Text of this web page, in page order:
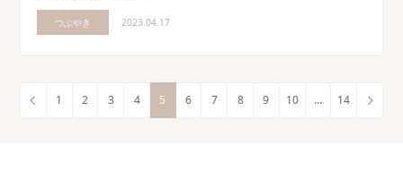
つぶやき 2023.04.17
1 2 3 4 5 6 7 8 9 10 … 14